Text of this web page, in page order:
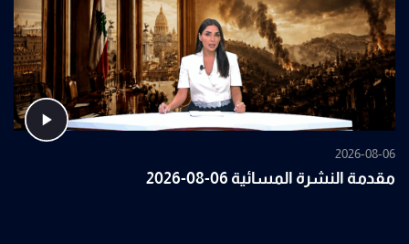
2026-08-06
مقدمة النشرة المسائية 06-08-2026